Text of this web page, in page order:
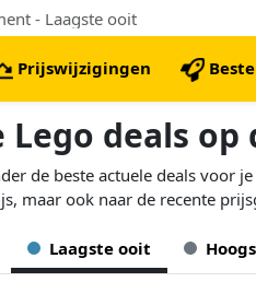
- Laagste ooit
Prijswijzigingen
Lego deals
de beste actuele deals voor
maar ook naar de recente
Laagste ooit